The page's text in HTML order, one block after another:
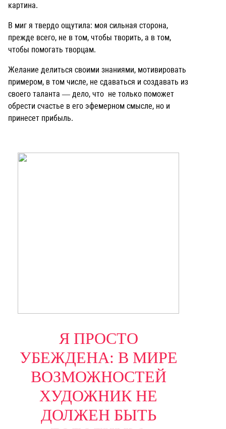
картина.
В миг я твердо ощутила: моя сильная сторона,
прежде всего, не в том, чтобы творить, а в том,
чтобы помогать творцам.
Желание делиться своими знаниями, мотивировать
примером, в том числе, не сдаваться и создавать из
своего таланта — дело, что не только поможет
обрести счастье в его эфемерном смысле, но и
принесет прибыль.
Я ПРОСТО
УБЕЖДЕНА: В МИРЕ
ВОЗМОЖНОСТЕЙ
ХУДОЖНИК НЕ
ДОЛЖЕН БЫТЬ